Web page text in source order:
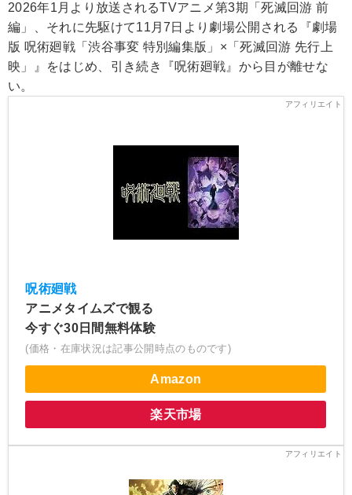
2026年1月より放送されるTVアニメ第3期「死滅回游 前
編」、それに先駆けて11月7日より劇場公開される『劇場
版 呪術廻戦「渋谷事変 特別編集版」×「死滅回游 先行上
映」』をはじめ、引き続き『呪術廻戦』から目が離せな
い。
呪術廻戦
アニメタイムズで観る
今すぐ30日間無料体験
(価格・在庫状況は記事公開時点のものです)
Amazon
楽天市場